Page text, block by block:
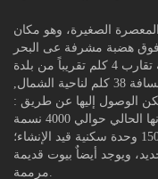
الصغيرة، وهو مكان
فوق هضبة مشرفة عى البحر
تقع المعيصرة في قضاء كسروان عى مسافة تقارب 4 كلم تقريباً من بلدة
العقيبة الساحلية ,وتبعد عن العاصمة بيروت مسافة 38 كلم لناحية الشمال,
يمكن الوصول إليها عن طريق :
العقيبة – القوالة – المعيصرة .يبلغ عدد سكانها الحالي حوالي 4000 نسمة
وعدد البيوت فيها حوالي 500منزل وحوالي 150 وحدة سكنية قيد الإنشاء؛
ويوجد أيضاٌ بيوت قديمة